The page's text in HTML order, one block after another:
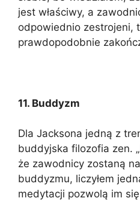
jest właściwy, a
odpowiednio zestrojeni,
prawdopodobnie
11. Buddyzm
Dla Jacksona jedną z
buddyjska filozofia zen.
że zawodnicy zostaną
buddyzmu, liczyłem
medytacji pozwolą im